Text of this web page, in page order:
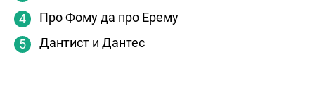
Про Фому да про Ерему
Дантист и Дантес